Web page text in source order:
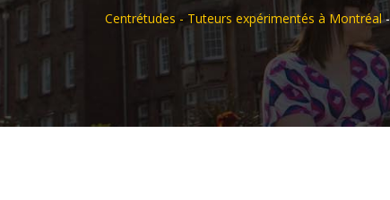
Centrétudes - Tuteurs expérimentés à Montréal-